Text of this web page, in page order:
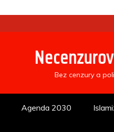
Bez cenzury a
Agenda 2030